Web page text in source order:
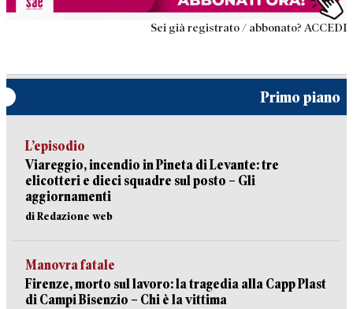
Sei già registrato / abbonato? ACCEDI
Primo piano
L’episodio
Viareggio, incendio in Pineta di Levante: tre
elicotteri e dieci squadre sul posto – Gli
aggiornamenti
di Redazione web
Manovra fatale
Firenze, morto sul lavoro: la tragedia alla Capp Plast
di Campi Bisenzio – Chi è la vittima